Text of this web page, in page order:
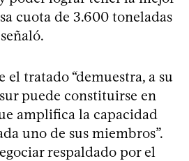
cuota de 3.600 toneladas
el tratado “demuestra, a su
puede constituirse en
amplifica la capacidad
uno de sus miembros”.
respaldado por el